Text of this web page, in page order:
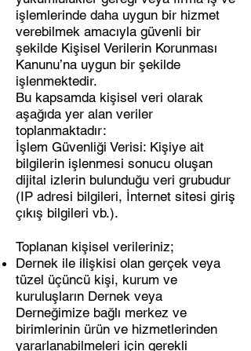
işlemlerinde daha uygun bir hizmet
verebilmek amacıyla güvenli bir
şekilde Kişisel Verilerin Korunması
Kanunu’na uygun bir şekilde
işlenmektedir.
Bu kapsamda kişisel veri olarak
aşağıda yer alan veriler
toplanmaktadır:
İşlem Güvenliği Verisi: Kişiye ait
bilgilerin işlenmesi sonucu oluşan
dijital izlerin bulunduğu veri grubudur
(IP adresi bilgileri, İnternet sitesi giriş
çıkış bilgileri vb.).
Toplanan kişisel verileriniz;
Dernek ile ilişkisi olan gerçek veya
tüzel üçüncü kişi, kurum ve
kuruluşların Dernek veya
Derneğimize bağlı merkez ve
birimlerinin ürün ve hizmetlerinden
yararlanabilmeleri için gerekli